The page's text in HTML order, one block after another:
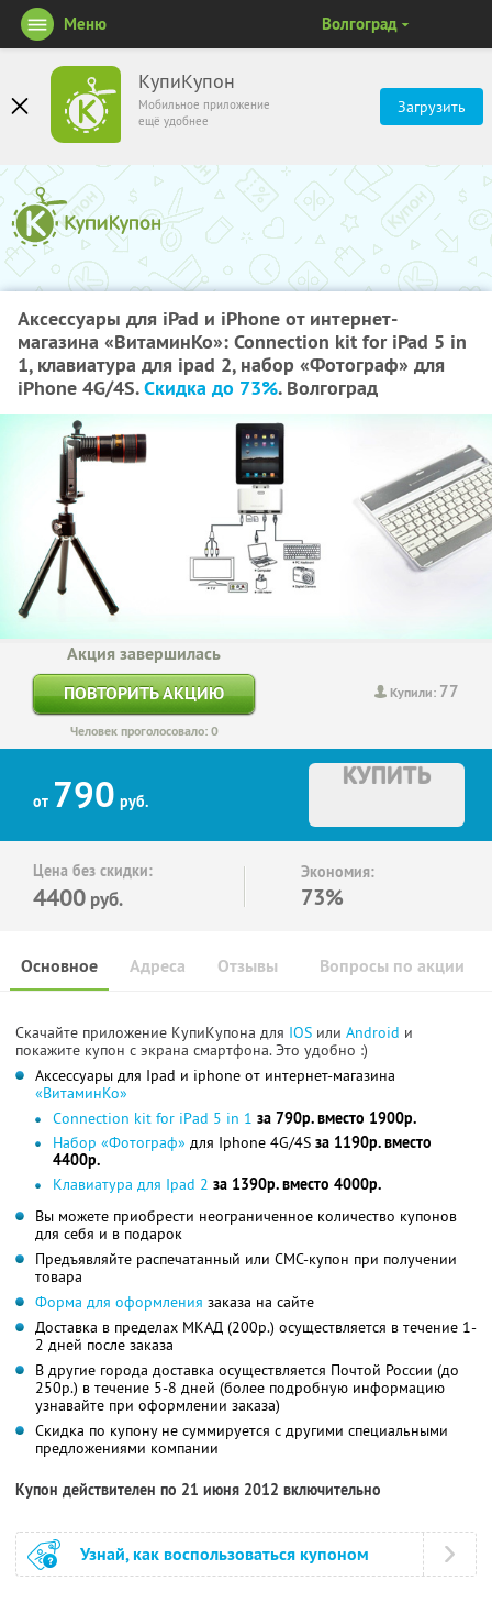
КупиКупон
Мобильное приложение
ещё удобнее
Загрузить
Меню Волгоград
Аксессуары для iPad и iPhone от интернет-
магазина «ВитаминКо»: Connection kit for iPad 5 in
1, клавиатура для ipad 2, набор «Фотограф» для
iPhone 4G/4S.Скидка до 73%. Волгоград
Купили: 77
Акция завершилась
ПОВТОРИТЬ АКЦИЮ
Человек проголосовало: 0
от 790 руб.
КУПИТЬ
Цена без скидки:
4400 руб.
Экономия:
73%
Основное Отзывы Вопросы по акции
Адреса
Скачайте приложение КупиКупона для IOS или Android и
покажите купон с экрана смартфона. Это удобно :)
Аксессуары для Ipad и iphone от интернет-магазина
«ВитаминКо»
Connection kit for iPad 5 in 1 за 790р. вместо 1900р.
Набор «Фотограф» для Iphone 4G/4S за 1190р. вместо
4400р.
Клавиатура для Ipad 2 за 1390р. вместо 4000р.
Вы можете приобрести неограниченное количество купонов
для себя и в подарок
Предъявляйте распечатанный или СМС-купон при получении
товара
Форма для оформления заказа на сайте
Доставка в пределах МКАД (200р.) осуществляется в течение 1-
2 дней после заказа
В другие города доставка осуществляется Почтой России (до
250р.) в течение 5-8 дней (более подробную информацию
узнавайте при оформлении заказа)
Скидка по купону не суммируется с другими специальными
предложениями компании
Купон действителен по 21 июня 2012 включительно
Узнай, как воспользоваться купоном